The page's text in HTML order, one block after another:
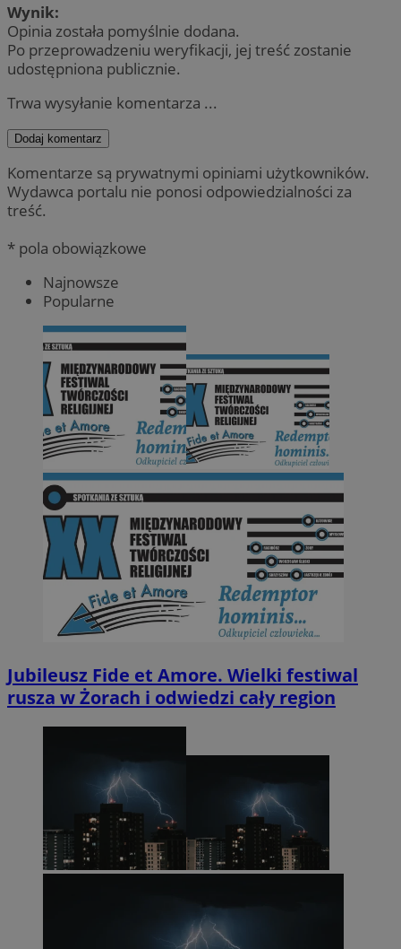
Wynik:
Opinia została pomyślnie dodana.
Po przeprowadzeniu weryfikacji, jej treść zostanie
udostępniona publicznie.
Trwa wysyłanie komentarza ...
Dodaj komentarz
Komentarze są prywatnymi opiniami użytkowników.
Wydawca portalu nie ponosi odpowiedzialności za
treść.
* pola obowiązkowe
Najnowsze
Popularne
Jubileusz Fide et Amore. Wielki festiwal
rusza w Żorach i odwiedzi cały region